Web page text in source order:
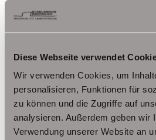
Diese Webseite verwendet
Wir verwenden Cookies, um
personalisieren, Funktionen für
zu können und die Zugriffe auf
analysieren. Außerdem geben wir
Verwendung unserer Website an
Grammetal
Nesse- Apfelstädt / Kornhochheim
Riethnordhausen
Ruhla
Saalfeld/Saale / Remschütz
Tonna / Gräfentonna Udestedt
Unstrut- Hainich /Großengottern